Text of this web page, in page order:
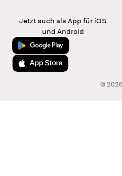
Jetzt auch als App für iOS
und Android
Jetzt bei Google Play
Laden im App Store
©